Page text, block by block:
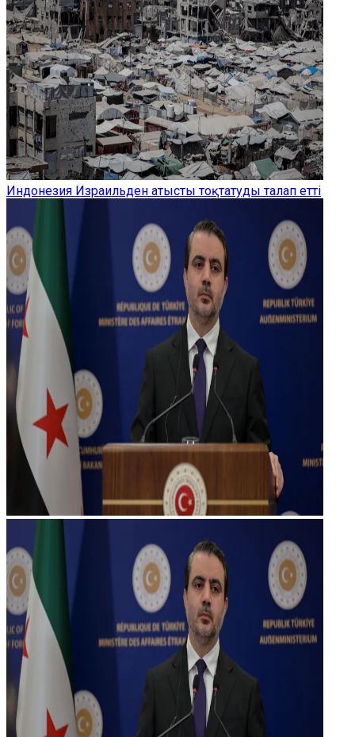
Индонезия Израильден атысты тоқтатуды талап етті